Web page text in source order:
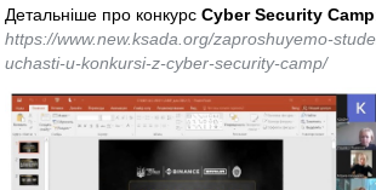
Детальніше про конкурсCyber Security Camp
https://www.new.ksada.org/zaproshuyemo-
uchasti-u-konkursi-z-cyber-security-camp/